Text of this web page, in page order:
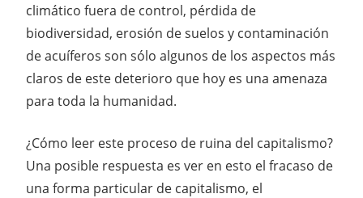
climático fuera de control, pérdida de
biodiversidad, erosión de suelos y contaminación
de acuíferos son sólo algunos de los aspectos más
claros de este deterioro que hoy es una amenaza
para toda la humanidad.
¿Cómo leer este proceso de ruina del capitalismo?
Una posible respuesta es ver en esto el fracaso de
una forma particular de capitalismo, el